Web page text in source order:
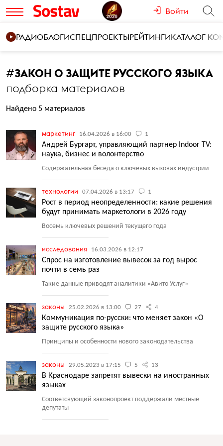
Войти
РАДИОБЛОГИСПЕЦПРОЕКТЫРЕЙТИНГИКАТАЛОГ
#ЗАКОН О ЗАЩИТЕ РУССКОГО ЯЗЫКА
подборка материалов
Найдено 5 материалов
маркетинг 16.04.2026 в 16:00 1
Андрей Бургарт, управляющий партнер Indoor TV:
наука, бизнес и волонтерство
Содержательная беседа о ключевых вызовах индустрии
технологии 07.04.2026 в 13:17 1
Рост в период неопределенности: какие решения
будут принимать маркетологи в 2026 году
Восемь ключевых решений текущего года
исследования 16.03.2026 в 12:17
Спрос на изготовление вывесок за год вырос
почти в семь раз
Такие данные приводят аналитики «Авито Услуг»
законы 25.02.2026 в 13:00 27 4
Коммуникация по-русски: что меняет закон «О
защите русского языка»
Принципы и особенности нового законодательства
законы 29.05.2023 в 17:15 5 13
В Краснодаре запретят вывески на иностранных
языках
Соответсвующий законопроект поддержали местные
депутаты